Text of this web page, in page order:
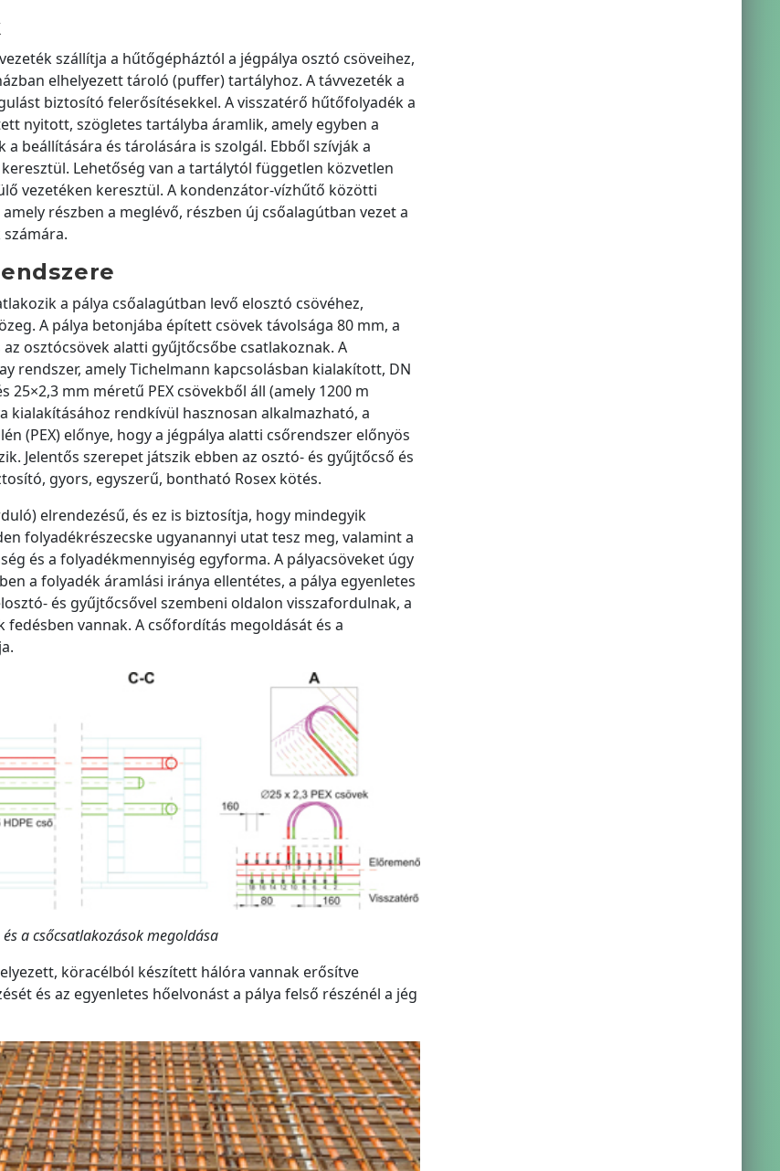
szállítja a hűtőgépháztól a jégpálya osztó csöveihez,
elhelyezett tároló (puffer) tartályhoz. A távvezeték a
biztosító felerősítésekkel. A visszatérő hűtőfolyadék a
nyitott, szögletes tartályba áramlik, amely egyben a
beállítására és tárolására is szolgál. Ebből szívják a
Lehetőség van a tartálytól független közvetlen
vezetéken keresztül. A kondenzátor-vízhűtő közötti
részben a meglévő, részben új csőalagútban vezet a
a pálya csőalagútban levő elosztó csövéhez,
A pálya betonjába épített csövek távolsága 80 mm, a
osztócsövek alatti gyűjtőcsőbe csatlakoznak. A
rendszer, amely Tichelmann kapcsolásban kialakított, DN
mm méretű PEX csövekből áll (amely 1200 m
kialakításához rendkívül hasznosan alkalmazható, a
(PEX) előnye, hogy a jégpálya alatti csőrendszer előnyös
Jelentős szerepet játszik ebben az osztó- és gyűjtőcső és
gyors, egyszerű, bontható Rosex kötés.
elrendezésű, és ez is biztosítja, hogy mindegyik
folyadékrészecske ugyanannyi utat tesz meg, valamint a
és a folyadékmennyiség egyforma. A pályacsöveket úgy
a folyadék áramlási iránya ellentétes, a pálya egyenletes
és gyűjtőcsővel szembeni oldalon visszafordulnak, a
vannak. A csőfordítás megoldását és a
a csőcsatlakozások megoldása
köracélból készített hálóra vannak erősítve
és az egyenletes hőelvonást a pálya felső részénél a jég